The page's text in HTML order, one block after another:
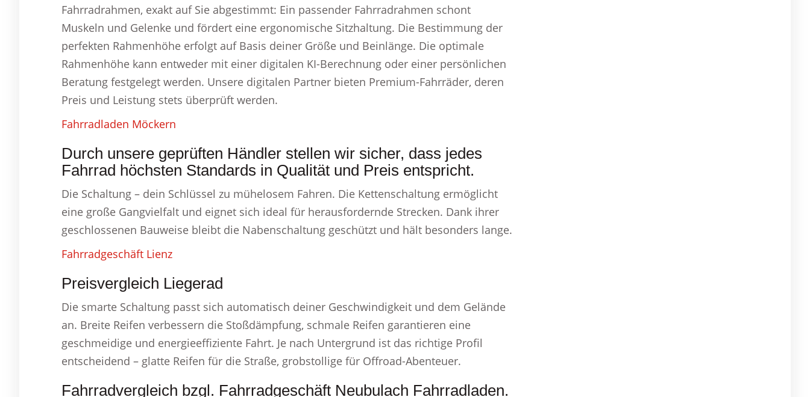
Fahrradrahmen, exakt auf Sie abgestimmt: Ein passender Fahrradrahmen schont
Muskeln und Gelenke und fördert eine ergonomische Sitzhaltung. Die Bestimmung der
perfekten Rahmenhöhe erfolgt auf Basis deiner Größe und Beinlänge. Die optimale
Rahmenhöhe kann entweder mit einer digitalen KI-Berechnung oder einer persönlichen
Beratung festgelegt werden. Unsere digitalen Partner bieten Premium-Fahrräder, deren
Preis und Leistung stets überprüft werden.
Fahrradladen Möckern
Durch unsere geprüften Händler stellen wir sicher, dass jedes
Fahrrad höchsten Standards in Qualität und Preis entspricht.
Die Schaltung – dein Schlüssel zu mühelosem Fahren. Die Kettenschaltung ermöglicht
eine große Gangvielfalt und eignet sich ideal für herausfordernde Strecken. Dank ihrer
geschlossenen Bauweise bleibt die Nabenschaltung geschützt und hält besonders lange.
Fahrradgeschäft Lienz
Preisvergleich Liegerad
Die smarte Schaltung passt sich automatisch deiner Geschwindigkeit und dem Gelände
an. Breite Reifen verbessern die Stoßdämpfung, schmale Reifen garantieren eine
geschmeidige und energieeffiziente Fahrt. Je nach Untergrund ist das richtige Profil
entscheidend – glatte Reifen für die Straße, grobstollige für Offroad-Abenteuer.
Fahrradvergleich bzgl. Fahrradgeschäft Neubulach Fahrradladen.